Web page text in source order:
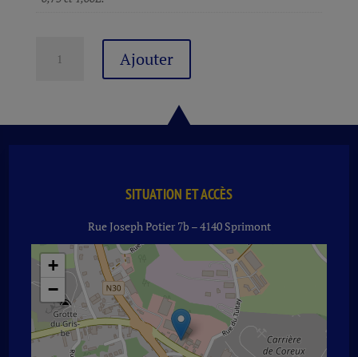
Ajouter
SITUATION ET ACCÈS
Rue Joseph Potier 7b – 4140 Sprimont
+
−